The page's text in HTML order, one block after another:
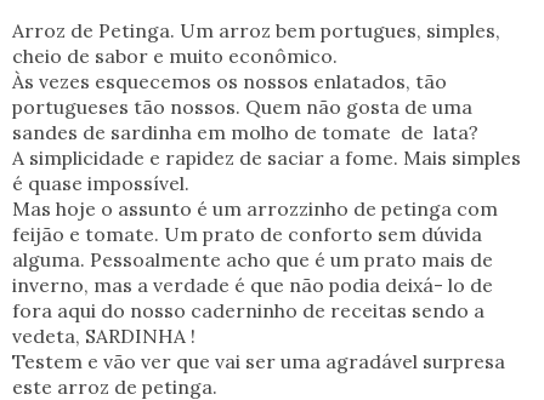
Arroz de Petinga. Um arroz bem portugues, simples,
cheio de sabor e muito econômico.
Às vezes esquecemos os nossos enlatados, tão
portugueses tão nossos. Quem não gosta de uma
sandes de sardinha em molho de tomate de lata?
A simplicidade e rapidez de saciar a fome. Mais simples
é quase impossível.
Mas hoje o assunto é um arrozzinho de petinga com
feijão e tomate. Um prato de conforto sem dúvida
alguma. Pessoalmente acho que é um prato mais de
inverno, mas a verdade é que não podia deixá- lo de
fora aqui do nosso caderninho de receitas sendo a
vedeta, SARDINHA !
Testem e vão ver que vai ser uma agradável surpresa
este arroz de petinga.